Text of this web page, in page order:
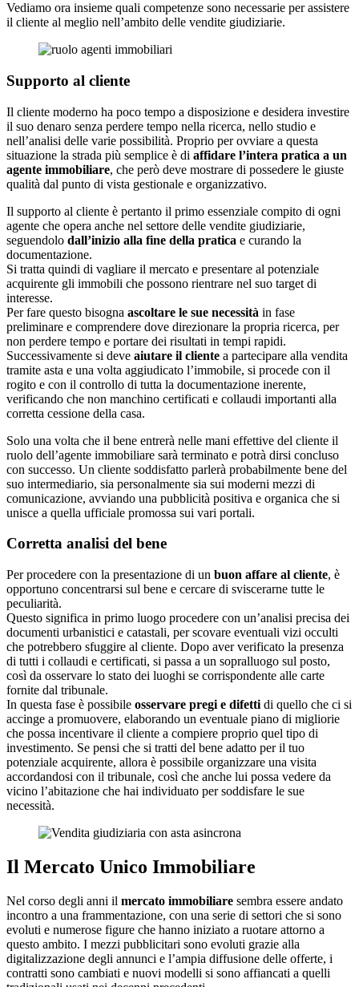
Vediamo ora insieme quali competenze sono necessarie per assistere
il cliente al meglio nell’ambito delle vendite giudiziarie.
Supporto al cliente
Il cliente moderno ha poco tempo a disposizione e desidera investire
il suo denaro senza perdere tempo nella ricerca, nello studio e
nell’analisi delle varie possibilità. Proprio per ovviare a questa
situazione la strada più semplice è di affidare l’intera pratica a un
agente immobiliare, che però deve mostrare di possedere le giuste
qualità dal punto di vista gestionale e organizzativo.
Il supporto al cliente è pertanto il primo essenziale compito di ogni
agente che opera anche nel settore delle vendite giudiziarie,
seguendolo dall’inizio alla fine della pratica e curando la
documentazione.
Si tratta quindi di vagliare il mercato e presentare al potenziale
acquirente gli immobili che possono rientrare nel suo target di
interesse.
Per fare questo bisogna ascoltare le sue necessità in fase
preliminare e comprendere dove direzionare la propria ricerca, per
non perdere tempo e portare dei risultati in tempi rapidi.
Successivamente si deve aiutare il cliente a partecipare alla vendita
tramite asta e una volta aggiudicato l’immobile, si procede con il
rogito e con il controllo di tutta la documentazione inerente,
verificando che non manchino certificati e collaudi importanti alla
corretta cessione della casa.
Solo una volta che il bene entrerà nelle mani effettive del cliente il
ruolo dell’agente immobiliare sarà terminato e potrà dirsi concluso
con successo. Un cliente soddisfatto parlerà probabilmente bene del
suo intermediario, sia personalmente sia sui moderni mezzi di
comunicazione, avviando una pubblicità positiva e organica che si
unisce a quella ufficiale promossa sui vari portali.
Corretta analisi del bene
Per procedere con la presentazione di un buon affare al cliente, è
opportuno concentrarsi sul bene e cercare di sviscerarne tutte le
peculiarità.
Questo significa in primo luogo procedere con un’analisi precisa dei
documenti urbanistici e catastali, per scovare eventuali vizi occulti
che potrebbero sfuggire al cliente. Dopo aver verificato la presenza
di tutti i collaudi e certificati, si passa a un sopralluogo sul posto,
così da osservare lo stato dei luoghi se corrispondente alle carte
fornite dal tribunale.
In questa fase è possibile osservare pregi e difetti di quello che ci si
accinge a promuovere, elaborando un eventuale piano di migliorie
che possa incentivare il cliente a compiere proprio quel tipo di
investimento. Se pensi che si tratti del bene adatto per il tuo
potenziale acquirente, allora è possibile organizzare una visita
accordandosi con il tribunale, così che anche lui possa vedere da
vicino l’abitazione che hai individuato per soddisfare le sue
necessità.
Il Mercato Unico Immobiliare
Nel corso degli anni il mercato immobiliare sembra essere andato
incontro a una frammentazione, con una serie di settori che si sono
evoluti e numerose figure che hanno iniziato a ruotare attorno a
questo ambito. I mezzi pubblicitari sono evoluti grazie alla
digitalizzazione degli annunci e l’ampia diffusione delle offerte, i
contratti sono cambiati e nuovi modelli si sono affiancati a quelli